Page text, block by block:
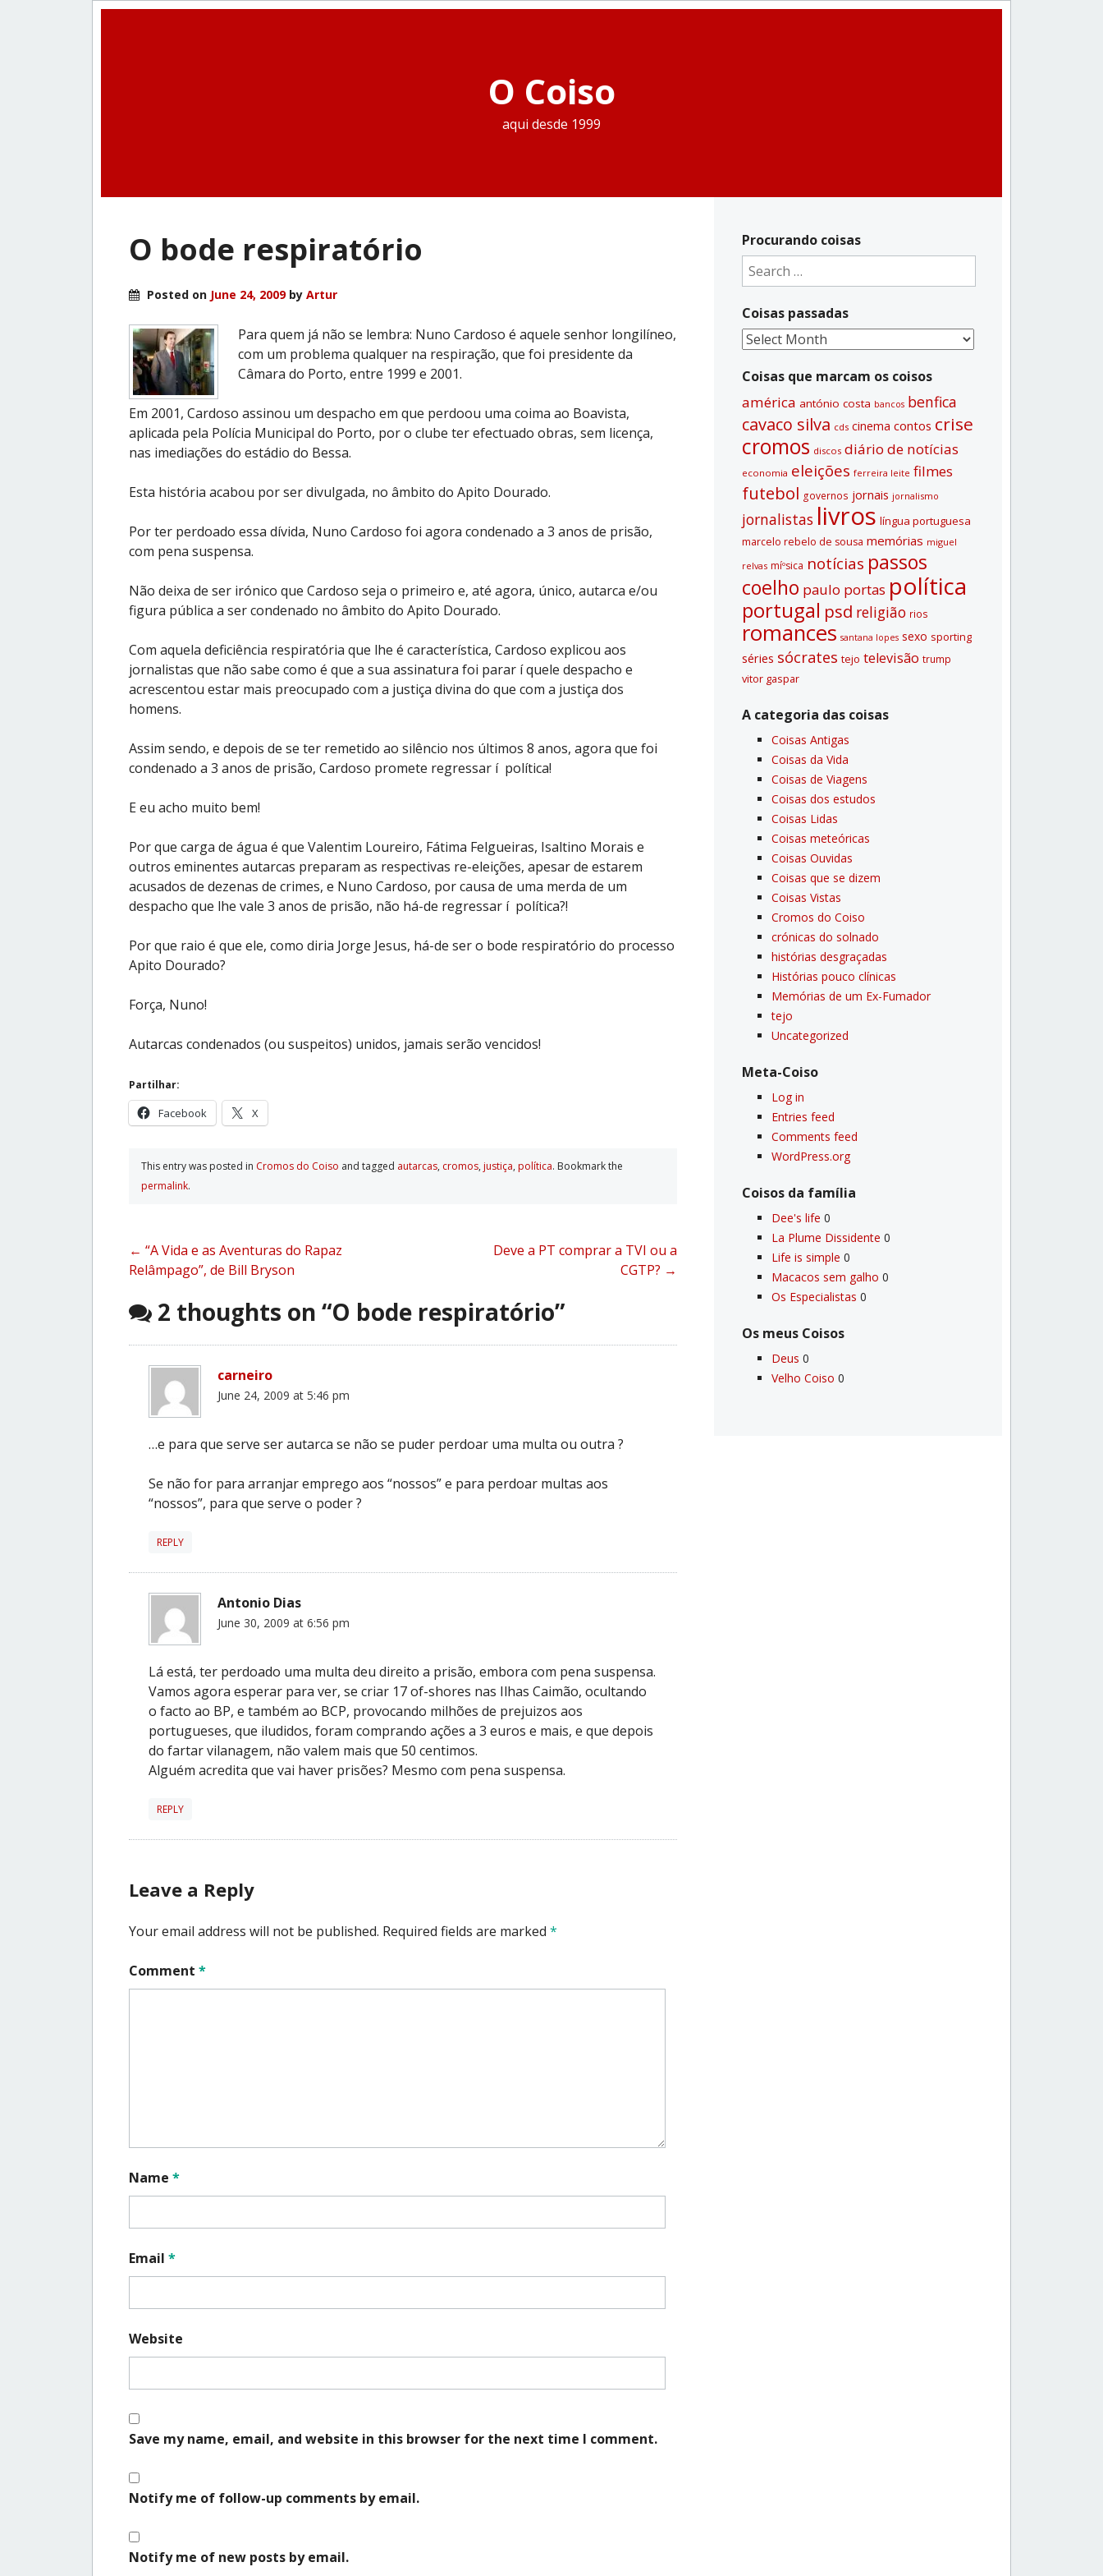
O Coiso
aqui desde 1999
O bode respiratório
Posted on June 24, 2009by Artur
Para quem já não se lembra: Nuno Cardoso é aquele senhor longilíneo,
com um problema qualquer na respiração, que foi presidente da
Câmara do Porto, entre 1999 e 2001.
Em 2001, Cardoso assinou um despacho em que perdoou uma coima ao Boavista,
aplicada pela Polícia Municipal do Porto, por o clube ter efectuado obras, sem licença,
nas imediações do estádio do Bessa.
Esta história acabou por ser divulgada, no âmbito do Apito Dourado.
Por ter perdoado essa dívida, Nuno Cardoso foi agora condenado a 3 anos de prisão,
com pena suspensa.
Não deixa de ser irónico que Cardoso seja o primeiro e, até agora, único, autarca e/ou
figura pública a ser condenado no âmbito do Apito Dourado.
Com aquela deficiência respiratória que lhe é característica, Cardoso explicou aos
jornalistas que não sabe como é que a sua assinatura foi parar í quele despacho e
acrescentou estar mais preocupado com a justiça divina do que com a justiça dos
homens.
Assim sendo, e depois de se ter remetido ao silêncio nos últimos 8 anos, agora que foi
condenado a 3 anos de prisão, Cardoso promete regressar í política!
E eu acho muito bem!
Por que carga de água é que Valentim Loureiro, Fátima Felgueiras, Isaltino Morais e
outros eminentes autarcas preparam as respectivas re-eleições, apesar de estarem
acusados de dezenas de crimes, e Nuno Cardoso, por causa de uma merda de um
despacho que lhe vale 3 anos de prisão, não há-de regressar í política?!
Por que raio é que ele, como diria Jorge Jesus, há-de ser o bode respiratório do processo
Apito Dourado?
Força, Nuno!
Autarcas condenados (ou suspeitos) unidos, jamais serão vencidos!
Partilhar:
Facebook X
This entry was posted in Cromos do Coiso and tagged autarcas, cromos, justiça, polí­tica. Bookmark the
permalink.
Post
navigation
← “A Vida e as Aventuras do Rapaz
Relâmpago”, de Bill Bryson
Deve a PT comprar a TVI ou a
CGTP? →
2 thoughts on “O bode respiratório”
carneiro
June 24, 2009 at 5:46 pm
…e para que serve ser autarca se não se puder perdoar uma multa ou outra ?
Se não for para arranjar emprego aos “nossos” e para perdoar multas aos
“nossos”, para que serve o poder ?
REPLY
Antonio Dias
June 30, 2009 at 6:56 pm
Lá está, ter perdoado uma multa deu direito a prisão, embora com pena suspensa.
Vamos agora esperar para ver, se criar 17 of-shores nas Ilhas Caimão, ocultando
o facto ao BP, e também ao BCP, provocando milhões de prejuizos aos
portugueses, que iludidos, foram comprando ações a 3 euros e mais, e que depois
do fartar vilanagem, não valem mais que 50 centimos.
Alguém acredita que vai haver prisões? Mesmo com pena suspensa.
REPLY
Leave a Reply
Your email address will not be published. Required fields are marked *
Comment *
Name *
Email *
Website
Save my name, email, and website in this browser for the next time I comment.
Notify me of follow-up comments by email.
Notify me of new posts by email.
Procurando coisas
Search
for:
Coisas passadas
Coisas
Coisas que marcam os coisos
américa antónio costa bancos benfica
cavaco silva cds cinema contos crise
cromos discos diário de notí­cias
economia eleições ferreira leite filmes
futebol governos jornais jornalismo
jornalistas livros lí­ngua portuguesa
marcelo rebelo de sousa memórias miguel
relvas míºsica notí­cias passos
coelho paulo portas polí­tica
portugal psd religião rios
romances santana lopes sexo sporting
séries sócrates tejo televisão trump
vitor gaspar
A categoria das coisas
Coisas Antigas
Coisas da Vida
Coisas de Viagens
Coisas dos estudos
Coisas Lidas
Coisas meteóricas
Coisas Ouvidas
Coisas que se dizem
Coisas Vistas
Cromos do Coiso
crónicas do solnado
histórias desgraçadas
Histórias pouco clí­nicas
Memórias de um Ex-Fumador
tejo
Uncategorized
Meta-Coiso
Log in
Entries feed
Comments feed
WordPress.org
Coisos da famí­lia
Dee's life 0
La Plume Dissidente 0
Life is simple 0
Macacos sem galho 0
Os Especialistas 0
Os meus Coisos
Deus 0
Velho Coiso 0